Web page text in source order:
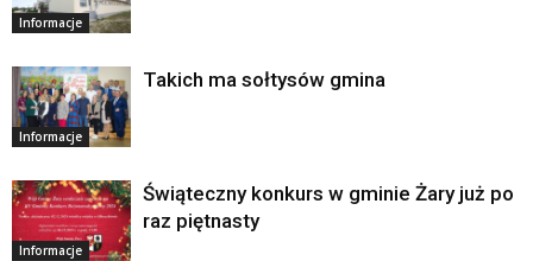
Informacje
Informacje
Takich ma sołtysów gmina
Informacje
Świąteczny konkurs w gminie Żary już po
raz piętnasty